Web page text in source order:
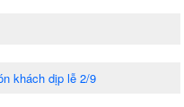
khách dịp lễ 2/9